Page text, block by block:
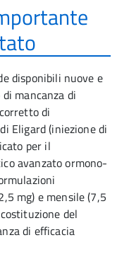
disponibili nuove e
mancanza di
di
Eligard (iniezione di
per il
avanzato ormono-
mg) e mensile (7,5
del
di efficacia